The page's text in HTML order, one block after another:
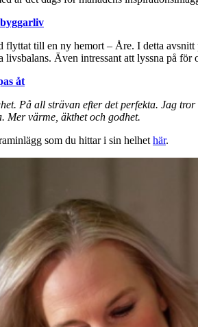
flyttat till en ny hemort – Åre. I detta
Även intressant att lyssna på för
åt
På all strävan efter det perfekta. Jag
Mer värme, äkthet och godhet.
som du hittar i sin helhet här.